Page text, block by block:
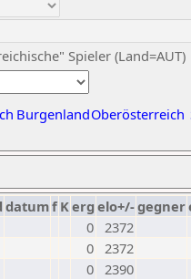
Spieler (Land=AUT)
BurgenlandOberösterreich
datumf Kerg elo+/-gegner
0 2372
0 2372
0 2390